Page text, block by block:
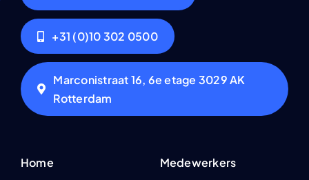
+31 (0)10 302 0500
Marconistraat 16, 6e etage 3029 AK
Rotterdam
Home Medewerkers